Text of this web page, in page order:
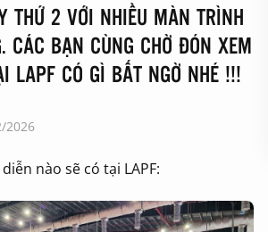
THỨ 2 VỚI NHIỀU MÀN TRÌNH
CÁC BẠN CÙNG CHỜ ĐÓN XEM
LAPF CÓ GÌ BẤT NGỜ NHÉ !!!
2026
nào sẽ có tại LAPF: